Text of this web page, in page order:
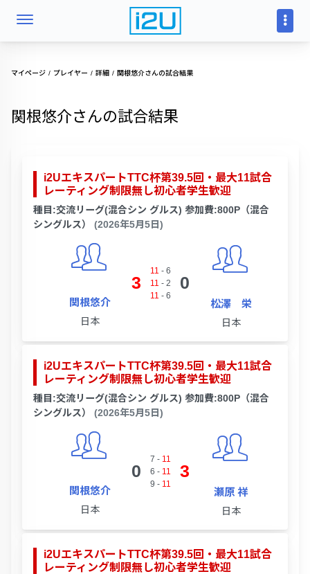
マイページ プレイヤー 詳細 関根悠介さんの試合結果
関根悠介さんの試合結果
i2UエキスパートTTC杯第39.5回・最大11試合
レーティング制限無し初心者学生歓迎
種目:交流リーグ(混合シン グルス) 参加費:800P（混合
シングルス）
(2026年5月5日)
関根悠介
日本
3
11 - 6
11 - 2
11 - 6
0
松澤 栄
日本
i2UエキスパートTTC杯第39.5回・最大11試合
レーティング制限無し初心者学生歓迎
種目:交流リーグ(混合シン グルス) 参加費:800P（混合
シングルス）
(2026年5月5日)
関根悠介
日本
0
7 - 11
6 - 11
9 - 11
3
瀬原 祥
日本
i2UエキスパートTTC杯第39.5回・最大11試合
レーティング制限無し初心者学生歓迎